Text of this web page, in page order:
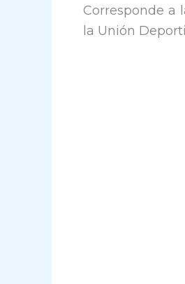
Corresponde a
la Unión